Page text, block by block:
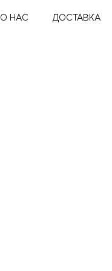
О НАС ДОСТАВКА